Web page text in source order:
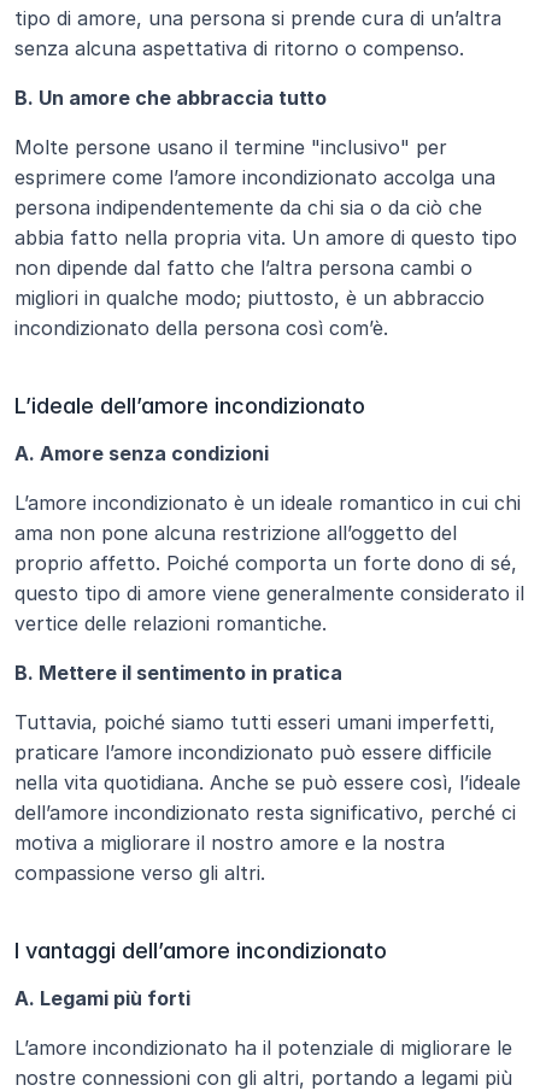
tipo di amore, una persona si prende cura di un’altra
senza alcuna aspettativa di ritorno o compenso.
B. Un amore che abbraccia tutto
Molte persone usano il termine "inclusivo" per
esprimere come l’amore incondizionato accolga una
persona indipendentemente da chi sia o da ciò che
abbia fatto nella propria vita. Un amore di questo tipo
non dipende dal fatto che l’altra persona cambi o
migliori in qualche modo; piuttosto, è un abbraccio
incondizionato della persona così com’è.
L’ideale dell’amore incondizionato
A. Amore senza condizioni
L’amore incondizionato è un ideale romantico in cui chi
ama non pone alcuna restrizione all’oggetto del
proprio affetto. Poiché comporta un forte dono di sé,
questo tipo di amore viene generalmente considerato il
vertice delle relazioni romantiche.
B. Mettere il sentimento in pratica
Tuttavia, poiché siamo tutti esseri umani imperfetti,
praticare l’amore incondizionato può essere difficile
nella vita quotidiana. Anche se può essere così, l’ideale
dell’amore incondizionato resta significativo, perché ci
motiva a migliorare il nostro amore e la nostra
compassione verso gli altri.
I vantaggi dell’amore incondizionato
A. Legami più forti
L’amore incondizionato ha il potenziale di migliorare le
nostre connessioni con gli altri, portando a legami più